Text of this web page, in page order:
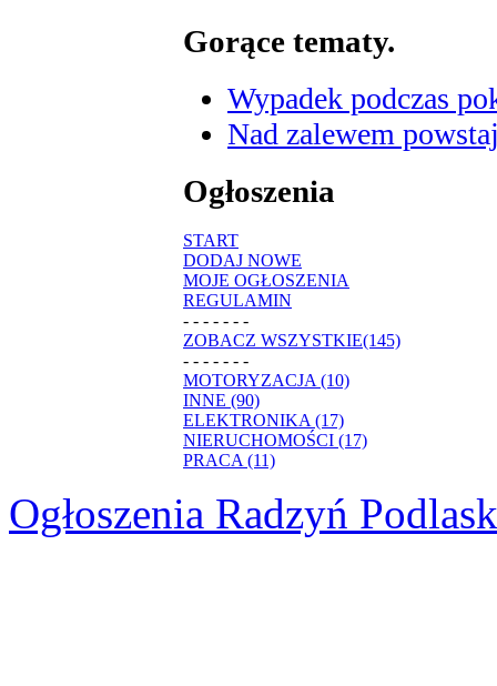
Gorące tematy.
Wypadek podczas
Nad zalewem
Ogłoszenia
START
DODAJ NOWE
MOJE OGŁOSZENIA
REGULAMIN
- - - - - - -
ZOBACZ WSZYSTKIE(145)
- - - - - - -
MOTORYZACJA (10)
INNE (90)
ELEKTRONIKA (17)
NIERUCHOMOŚCI (17)
PRACA (11)
Ogłoszenia Radzyń